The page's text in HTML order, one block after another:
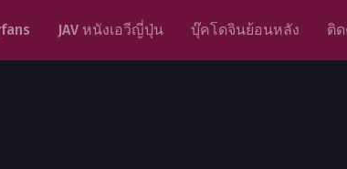
JAV หนังเอวีญี่ปุ่น บุ๊คโดจินย้อนหลัง ติ